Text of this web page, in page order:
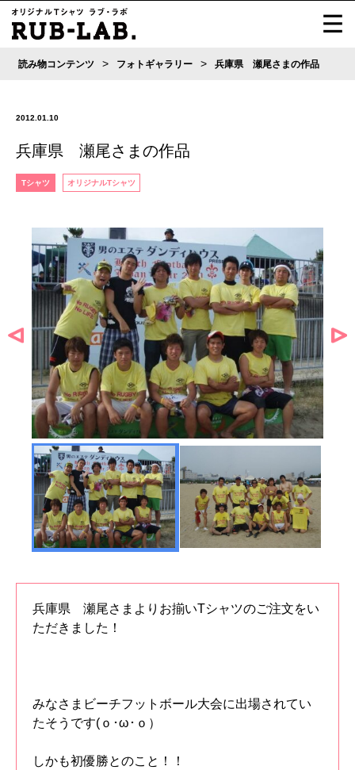
読み物コンテンツ > フォトギャラリー > 兵庫県 瀬尾さまの作品
2012.01.10
兵庫県 瀬尾さまの作品
Tシャツ オリジナルTシャツ
兵庫県 瀬尾さまよりお揃いTシャツのご注文をい
ただきました！
みなさまビーチフットボール大会に出場されてい
たそうです(ｏ･ω･ｏ）
しかも初優勝とのこと！！